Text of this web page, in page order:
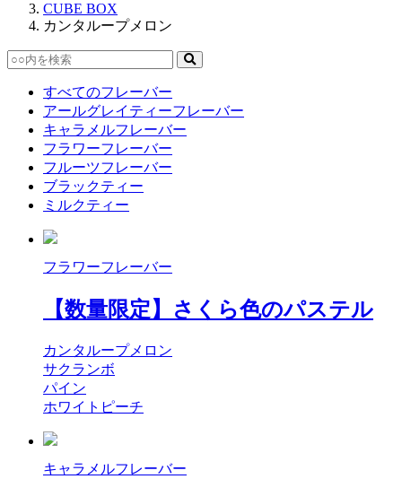
CUBE BOX
カンタループメロン
すべてのフレーバー
アールグレイティーフレーバー
キャラメルフレーバー
フラワーフレーバー
フルーツフレーバー
ブラックティー
ミルクティー
フラワーフレーバー
【数量限定】さくら色のパステル
カンタループメロン
サクランボ
パイン
ホワイトピーチ
キャラメルフレーバー